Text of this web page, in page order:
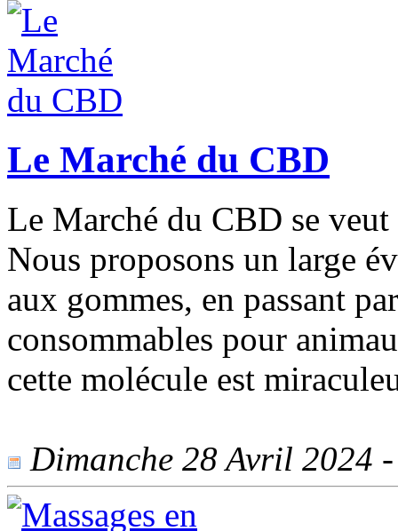
Le Marché du CBD
Le Marché du CBD se
Nous proposons un large
aux gommes, en passant
consommables pour
cette molécule est
Dimanche 28 Avril 2024